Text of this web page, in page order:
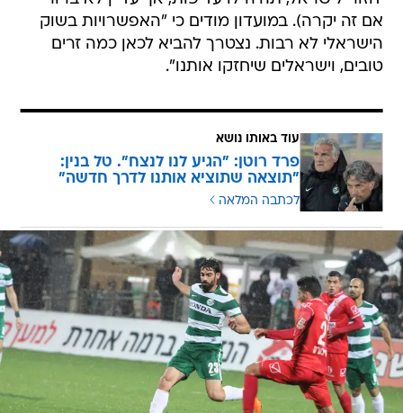
אם זה יקרה). במועדון מודים כי "האפשרויות בשוק
הישראלי לא רבות. נצטרך להביא לכאן כמה זרים
טובים, וישראלים שיחזקו אותנו".
עוד באותו נושא
פרד רוטן: "הגיע לנו לנצח". טל בנין:
"תוצאה שתוציא אותנו לדרך חדשה"
לכתבה המלאה